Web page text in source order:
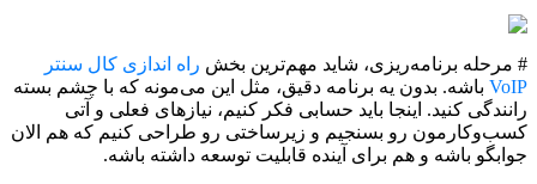
# مرحله برنامه‌ریزی، شاید مهم‌ترین بخش راه اندازی کال سنتر
VoIP باشه. بدون یه برنامه دقیق، مثل این می‌مونه که با چشم بسته
رانندگی کنید. اینجا باید حسابی فکر کنیم، نیازهای فعلی و آتی
کسب‌وکارمون رو بسنجیم و زیرساختی رو طراحی کنیم که هم الان
جوابگو باشه و هم برای آینده قابلیت توسعه داشته باشه.